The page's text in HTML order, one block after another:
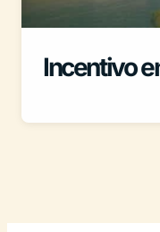
Incentivo